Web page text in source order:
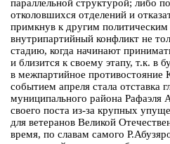
параллельной структурой; либо
отколовшихся отделений и
примкнув к другим
внутрипартийный конфликт не
стадию, когда начинают
и близится к своему этапу, т.к. в
в межпартийное
событием апреля стала отставка
муниципального района Рафаэля
своего поста из-за крупных
для ветеранов Великой
время, по славам самого